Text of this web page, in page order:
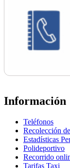
Información
Teléfonos
Recolección
Estadísticas
Polideportivo
Recorrido
Tarifas Taxi